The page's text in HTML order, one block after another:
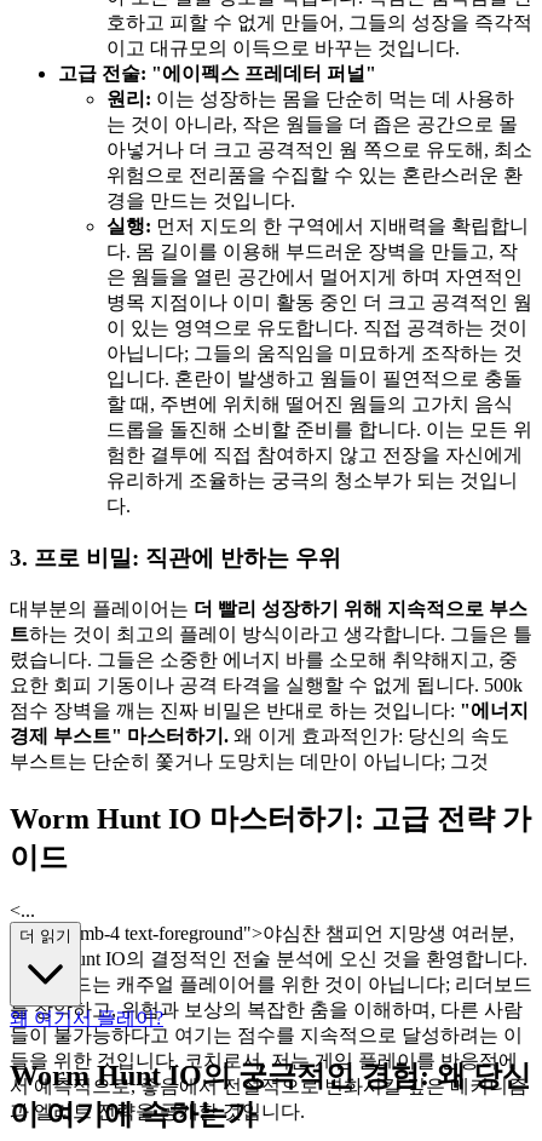
호하고 피할 수 없게 만들어, 그들의 성장을 즉각적
이고 대규모의 이득으로 바꾸는 것입니다.
고급 전술: "에이펙스 프레데터 퍼널"
원리: 이는 성장하는 몸을 단순히 먹는 데 사용하
는 것이 아니라, 작은 웜들을 더 좁은 공간으로 몰
아넣거나 더 크고 공격적인 웜 쪽으로 유도해, 최소
위험으로 전리품을 수집할 수 있는 혼란스러운 환
경을 만드는 것입니다.
실행: 먼저 지도의 한 구역에서 지배력을 확립합니
다. 몸 길이를 이용해 부드러운 장벽을 만들고, 작
은 웜들을 열린 공간에서 멀어지게 하며 자연적인
병목 지점이나 이미 활동 중인 더 크고 공격적인 웜
이 있는 영역으로 유도합니다. 직접 공격하는 것이
아닙니다; 그들의 움직임을 미묘하게 조작하는 것
입니다. 혼란이 발생하고 웜들이 필연적으로 충돌
할 때, 주변에 위치해 떨어진 웜들의 고가치 음식
드롭을 돌진해 소비할 준비를 합니다. 이는 모든 위
험한 결투에 직접 참여하지 않고 전장을 자신에게
유리하게 조율하는 궁극의 청소부가 되는 것입니
다.
3. 프로 비밀: 직관에 반하는 우위
대부분의 플레이어는 더 빨리 성장하기 위해 지속적으로 부스
트하는 것이 최고의 플레이 방식이라고 생각합니다. 그들은 틀
렸습니다. 그들은 소중한 에너지 바를 소모해 취약해지고, 중
요한 회피 기동이나 공격 타격을 실행할 수 없게 됩니다. 500k
점수 장벽을 깨는 진짜 비밀은 반대로 하는 것입니다: "에너지
경제 부스트" 마스터하기. 왜 이게 효과적인가: 당신의 속도
부스트는 단순히 쫓거나 도망치는 데만이 아닙니다; 그것
Worm Hunt IO 마스터하기: 고급 전략 가
이드
<...
p class="mb-4 text-foreground">야심찬 챔피언 지망생 여러분,
Worm Hunt IO의 결정적인 전술 분석에 오신 것을 환영합니다.
이 가이드는 캐주얼 플레이어를 위한 것이 아닙니다; 리더보드
를 장악하고, 위험과 보상의 복잡한 춤을 이해하며, 다른 사람
들이 불가능하다고 여기는 점수를 지속적으로 달성하려는 이
들을 위한 것입니다. 코치로서, 저는 게임 플레이를 반응적에
서 예측적으로, 좋음에서 전설적으로 변화시킬 깊은 메커니즘
과 엘리트 전략을 공개할 것입니다.
더 읽기
왜 여기서 플레이?
Worm Hunt IO의 궁극적인 경험: 왜 당신
이 여기에 속하는가